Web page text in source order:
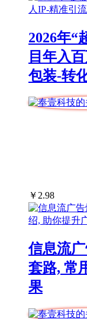
2026年“
目年入
包装-转
￥2.98
信息流
套路, 常
果